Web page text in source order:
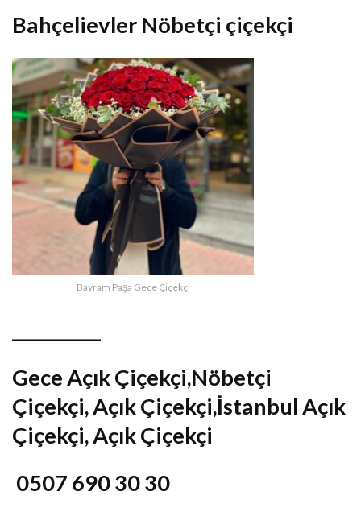
Bahçelievler Nöbetçi çiçekçi
Bayram Paşa Gece Çiçekçi
Gece Açık Çiçekçi,Nöbetçi
Çiçekçi, Açık Çiçekçi,İstanbul Açık
Çiçekçi, Açık Çiçekçi
0507 690 30 30